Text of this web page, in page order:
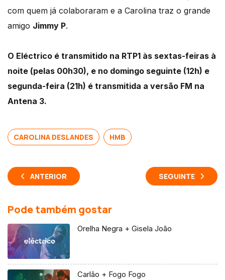
com quem já colaboraram e a Carolina traz o grande
amigo Jimmy P.
O Eléctrico é transmitido na RTP1 às sextas-feiras à
noite (pelas 00h30), e no domingo seguinte (12h) e
segunda-feira (21h) é transmitida a versão FM na
Antena 3.
CAROLINA DESLANDES HMB
ANTERIOR SEGUINTE
Pode também gostar
Orelha Negra + Gisela João
Carlão + Fogo Fogo